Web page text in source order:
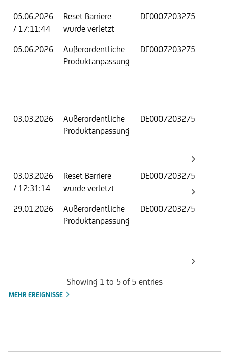
05.06.2026
/ 17:11:44
Reset Barriere
wurde verletzt
DE0007203275
05.06.2026
Außerordentliche
Produktanpassung
DE0007203275
03.03.2026
Außerordentliche
Produktanpassung
DE0007203275
03.03.2026
/ 12:31:14
Reset Barriere
wurde verletzt
DE0007203275
29.01.2026
Außerordentliche
Produktanpassung
DE0007203275
Showing 1 to 5 of 5 entries
MEHR EREIGNISSE